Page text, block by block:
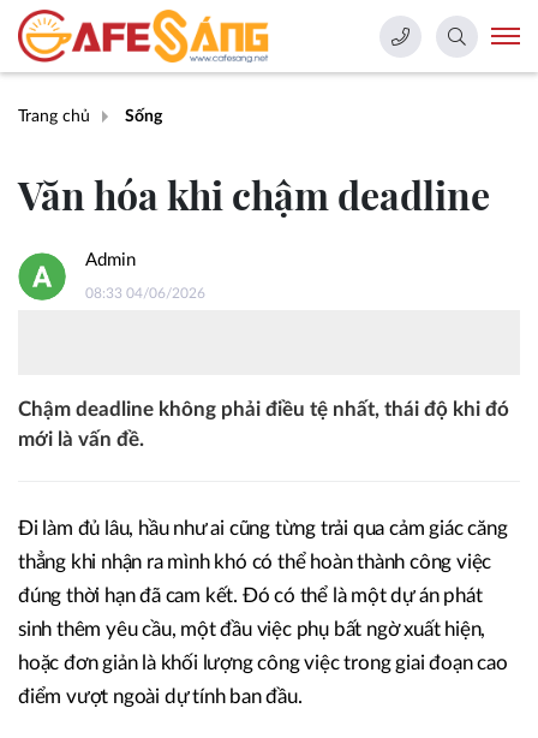
Trang chủ Sống
Văn hóa khi chậm deadline
Admin
08:33 04/06/2026
Chậm deadline không phải điều tệ nhất, thái độ khi đó
mới là vấn đề.
Đi làm đủ lâu, hầu như ai cũng từng trải qua cảm giác căng
thẳng khi nhận ra mình khó có thể hoàn thành công việc
đúng thời hạn đã cam kết. Đó có thể là một dự án phát
sinh thêm yêu cầu, một đầu việc phụ bất ngờ xuất hiện,
hoặc đơn giản là khối lượng công việc trong giai đoạn cao
điểm vượt ngoài dự tính ban đầu.